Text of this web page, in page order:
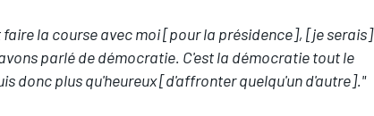
faire la course avec moi [pour la présidence], [je serais]
parlé de démocratie. C'est la démocratie tout le
donc plus qu'heureux [d'affronter quelqu'un d'autre]."